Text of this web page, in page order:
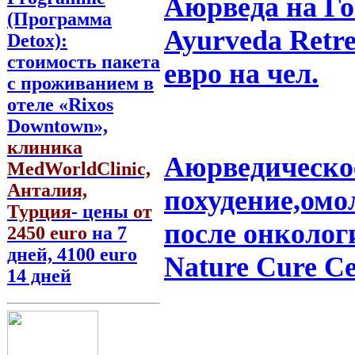
(Программа
Detox):
стоимость пакета
с проживанием в
отеле «Rixos
Downtown»,
клиника
MedWorldClinic,
Анталия,
Турция- цены от
2450 euro на 7
дней, 4100 euro
14 дней
Аюрведа на
Ayurveda
евро на чел.
после
Nature Cure